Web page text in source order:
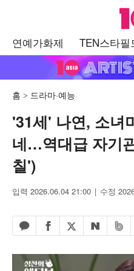
텐
연예가화제 TEN스타필
홈 드라마·예능
'31세' 나연, 소녀
네…역대급 자기
칠')
입력 2026.06.04 21:00 수정
카카오톡 공유하기
페이스북 공유하기
엑스 공유하기
네이버 공
밴